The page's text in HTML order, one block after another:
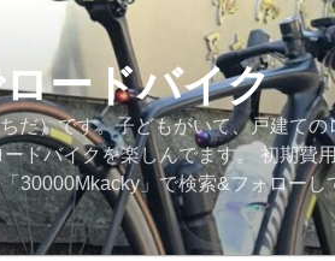
ードバイク
だ）です。子どもがいて、戸建て
ドバイクを楽しんでます。 初期費
30000Mkacky」で検索&フォローし